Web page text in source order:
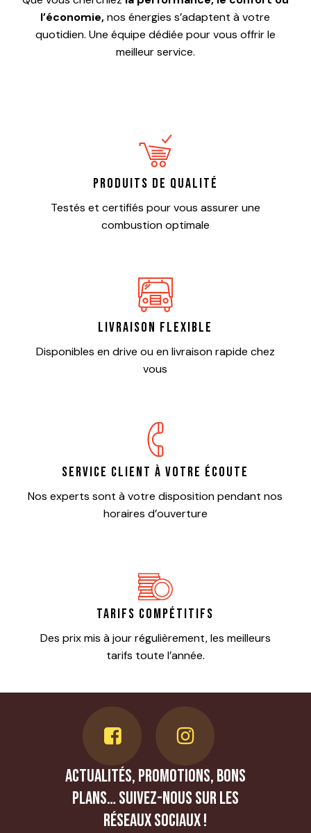
Votre panier est vide.
ALLER À LA BOUTIQUE
l’économie,nos énergies s’adaptent à votre
quotidien. Une équipe dédiée pour vous offrir le
meilleur service.
Produits de qualité
Testés et certifiés pour vous assurer une
combustion optimale
Livraison flexible
Disponibles en drive ou en livraison rapide chez
vous
Service client à votre écoute
Nos experts sont à votre disposition pendant nos
horaires d’ouverture
Tarifs compétitifs
Des prix mis à jour régulièrement, les meilleurs
tarifs toute l’année.
Actualités, promotions, bons
plans… Suivez-nous sur les
réseaux sociaux !